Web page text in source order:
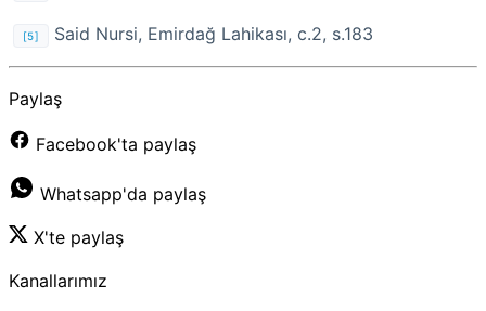
[5] Said Nursi, Emirdağ Lahikası, c.2, s.183
Paylaş
Facebook'ta paylaş
Whatsapp'da paylaş
X'te paylaş
Kanallarımız